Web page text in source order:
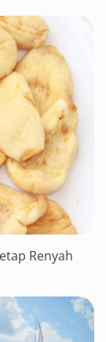
Renyah